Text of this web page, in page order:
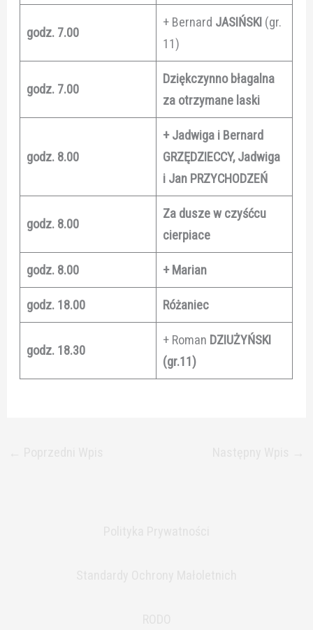
godz. 7.00
+ Bernard JASIŃSKI (gr.
11)
godz. 7.00
Dziękczynno błagalna
za otrzymane laski
godz. 8.00
+ Jadwiga i Bernard
GRZĘDZIECCY, Jadwiga
i Jan PRZYCHODZEŃ
godz. 8.00
Za dusze w czyśćcu
cierpiace
godz. 8.00 + Marian
godz. 18.00 Różaniec
godz. 18.30
+ Roman DZIUŻYŃSKI
(gr.11)